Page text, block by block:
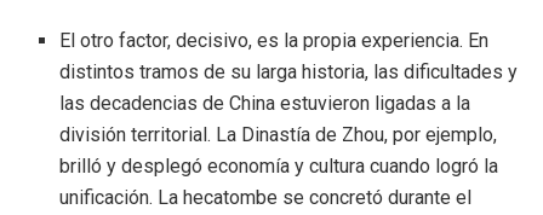
El otro factor, decisivo, es la propia experiencia. En
distintos tramos de su larga historia, las dificultades y
las decadencias de China estuvieron ligadas a la
división territorial. La Dinastía de Zhou, por ejemplo,
brilló y desplegó economía y cultura cuando logró la
unificación. La hecatombe se concretó durante el